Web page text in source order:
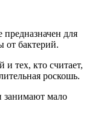
для
от бактерий.
и тех, кто считает,
роскошь.
занимают мало